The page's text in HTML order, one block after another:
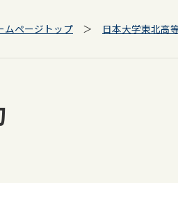
ムページトップ ＞ 日本大学東北高